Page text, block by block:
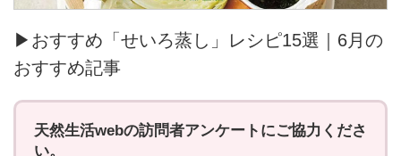
▶おすすめ「せいろ蒸し」レシピ15選｜6月の
おすすめ記事